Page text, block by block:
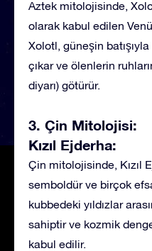
Aztek mitolojisinde,
olarak kabul edilen
Xolotl, güneşin
çıkar ve ölenlerin
diyarı) götürür.
3. Çin Mitolojisi:
Kızıl Ejderha:
Çin mitolojisinde, Kızıl
semboldür ve birçok
kubbedeki yıldızlar
sahiptir ve kozmik
kabul edilir.